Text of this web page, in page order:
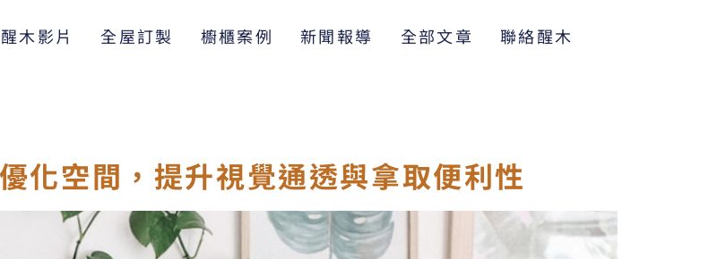
醒木影片 全屋訂製 櫥櫃案例 新聞報導 全部文章 聯絡醒木
化空間，提升視覺通透與拿取便利性